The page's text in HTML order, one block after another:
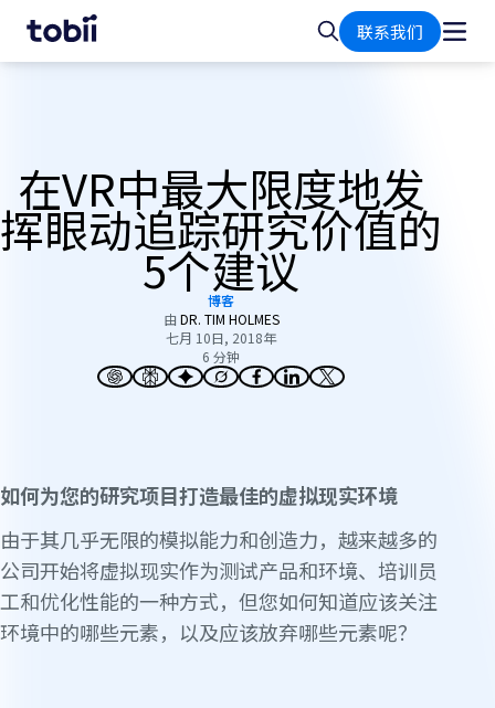
页
搜
索
联系我们
在VR中最大限度地发
挥眼动追踪研究价值的
5个建议
博客
由 DR. TIM HOLMES
七月 10日, 2018年
6 分钟
如何为您的研究项目打造最佳的虚拟现实环境
由于其几乎无限的模拟能力和创造力，越来越多的
公司开始将虚拟现实作为测试产品和环境、培训员
工和优化性能的一种方式，但您如何知道应该关注
环境中的哪些元素，以及应该放弃哪些元素呢？